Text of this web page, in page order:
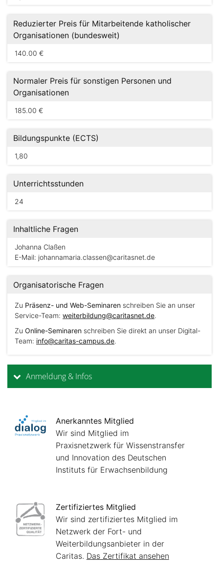
Reduzierter Preis für Mitarbeitende katholischer
Organisationen (bundesweit)
140.00 €
Normaler Preis für sonstigen Personen und
Organisationen
185.00 €
Bildungspunkte (ECTS)
1,80
Unterrichtsstunden
24
Inhaltliche Fragen
Johanna Claßen
E-Mail: johannamaria.classen@caritasnet.de
Organisatorische Fragen
Zu Präsenz- und Web-Seminaren schreiben Sie an unser
Service-Team: weiterbildung@caritasnet.de.
Zu Online-Seminaren schreiben Sie direkt an unser Digital-
Team: info@caritas-campus.de.
Anmeldung & Infos
Anerkanntes Mitglied
Wir sind Mitglied im
Praxisnetzwerk für Wissenstransfer
und Innovation des Deutschen
Instituts für Erwachsenbildung
Zertifiziertes Mitglied
Wir sind zertifiziertes Mitglied im
Netzwerk der Fort- und
Weiterbildungsanbieter in der
Caritas. Das Zertifikat ansehen